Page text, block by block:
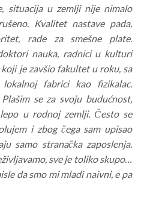
situacija u zemlji nije nimalo
Kvalitet nastave pada,
rade za smešne plate.
nauka, radnici u kulturi
je zavšio fakultet u roku, sa
fabrici kao fizikalac.
se za svoju budućnost,
u rodnoj zemlji. Često se
i zbog čega sam upisao
samo stranačka zaposlenja.
sve je toliko skupo…
da smo mi mladi naivni, e pa